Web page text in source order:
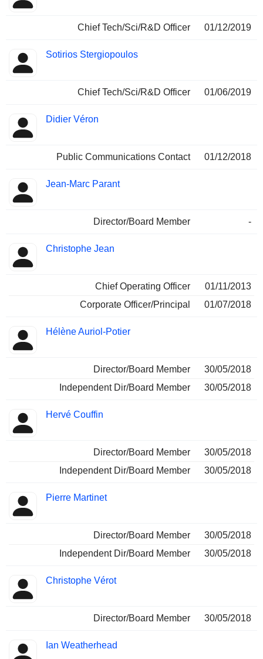
Chief Tech/Sci/R&D Officer 01/12/2019
Sotirios Stergiopoulos
Chief Tech/Sci/R&D Officer 01/06/2019
Didier Véron
Public Communications Contact 01/12/2018
Jean-Marc Parant
Director/Board Member -
Christophe Jean
Chief Operating Officer
01/11/2013
Corporate Officer/Principal
01/07/2018
Hélène Auriol-Potier
Director/Board Member
30/05/2018
Independent Dir/Board Member
30/05/2018
Hervé Couffin
Director/Board Member
30/05/2018
Independent Dir/Board Member
30/05/2018
Pierre Martinet
Director/Board Member
30/05/2018
Independent Dir/Board Member
30/05/2018
Christophe Vérot
Director/Board Member 30/05/2018
Ian Weatherhead